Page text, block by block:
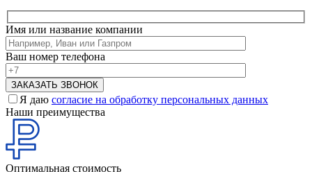
Имя или название компании
Ваш номер телефона
Я даю согласие на обработку персональных данных
Наши преимущества
Оптимальная стоимость